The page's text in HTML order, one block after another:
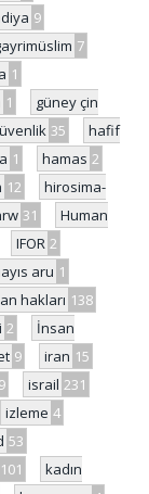
9
7
1
1
güney çin
35
hafif
1 hamas 2
12
hirosima-
31
Human
IFOR 2
aru 1
hakları 138
2
İnsan
9 iran 15
9 israil 231
izleme 4
53
101
kadın